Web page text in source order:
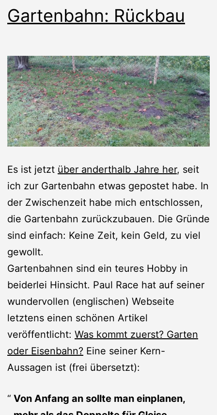
Gartenbahn: Rückbau
Es ist jetzt über anderthalb Jahre her, seit
ich zur Gartenbahn etwas gepostet habe. In
der Zwischenzeit habe mich entschlossen,
die Gartenbahn zurückzubauen. Die Gründe
sind einfach: Keine Zeit, kein Geld, zu viel
gewollt.
Gartenbahnen sind ein teures Hobby in
beiderlei Hinsicht. Paul Race hat auf seiner
wundervollen (englischen) Webseite
letztens einen schönen Artikel
veröffentlicht: Was kommt zuerst? Garten
oder Eisenbahn? Eine seiner Kern-
Aussagen ist (frei übersetzt):
Von Anfang an sollte man einplanen,